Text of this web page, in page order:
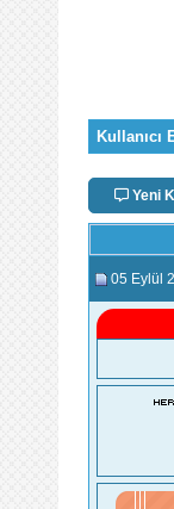
Kullanıcı
Yeni
05 Eylül